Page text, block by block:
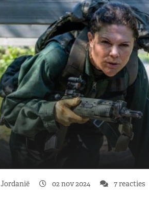
Jordanië 02 nov 2024 7 reacties